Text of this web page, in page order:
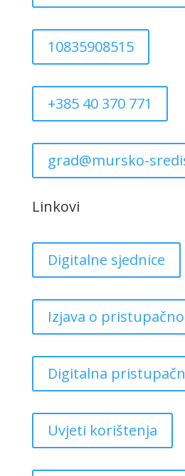
10835908515
+385 40 370 771
grad@mursko-
Linkovi
Digitalne sjednice
Izjava o
Digitalna
Uvjeti korištenja